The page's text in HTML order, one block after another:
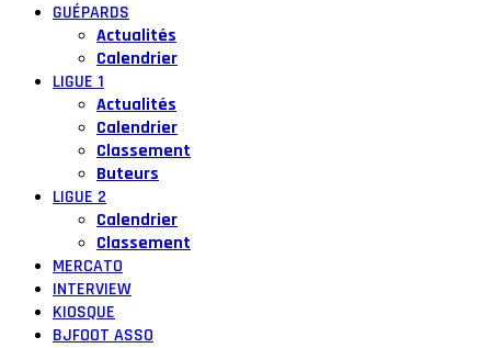
GUÉPARDS
Actualités
Calendrier
LIGUE 1
Actualités
Calendrier
Classement
Buteurs
LIGUE 2
Calendrier
Classement
MERCATO
INTERVIEW
KIOSQUE
BJFOOT ASSO